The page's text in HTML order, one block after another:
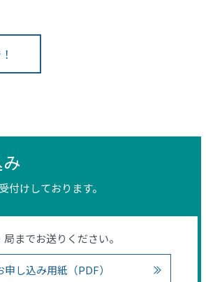
付けしております。
までお送りください。
申し込み用紙（PDF）